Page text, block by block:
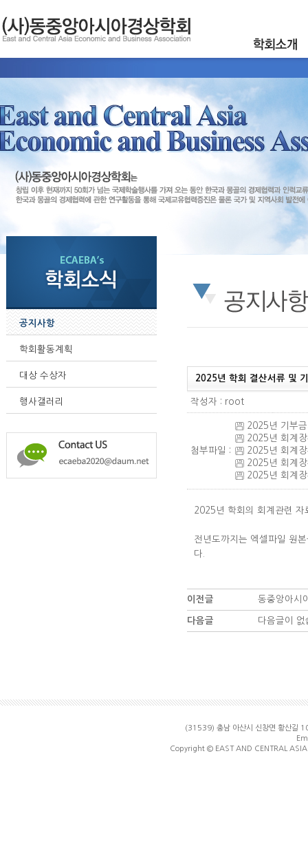
공지사항
학회활동계획
대상 수상자
행사갤러리
2025년 학회 결산서류 및
작성자 : root
첨부파일 :
2025년 기부
2025년 회계
2025년 회계
2025년 회계
2025년 회계
2025년 학회의 회계관련 자
전년도까지는 엑셀파일 원
다.
이전글 동중앙아시
다음글 다음글이 없
(31539) 충남 아산시 신창면 황산
Copyright © EAST AND CENTRAL